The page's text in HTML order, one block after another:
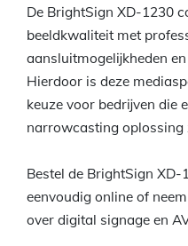
De BrightSign XD-1230
beeldkwaliteit met
aansluitmogelijkheden
Hierdoor is deze
keuze voor bedrijven die
narrowcasting oplossing
Bestel de BrightSign
eenvoudig online of
over digital signage en